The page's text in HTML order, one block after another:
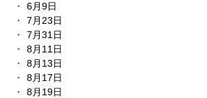
6月9日
7月23日
7月31日
8月11日
8月13日
8月17日
8月19日